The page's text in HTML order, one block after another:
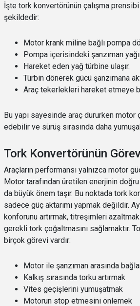
İşte tork konvertörünün çalışma
şekildedir:
Motor krank miline bağlı pompa
Pompa içerisindeki şanzıman
Hareket eden yağ türbine ulaşır.
Türbin dönerek gücü şanzımana
Araç tekerlekleri hareket etmeye
Bu yapı sayesinde araç dururken motor
edebilir ve sürüş sırasında daha
Tork Konvertörünün
Araçların performansı yalnızca motor
Motor tarafından üretilen enerjinin
da büyük önem taşır. Bu noktada tork
sadece güç aktarımı yapmak değildir.
konforunu artırmak, titreşimleri azaltmak
gerekli tork çoğaltmasını sağlamaktır.
birçok görevi vardır:
Motor ile şanzıman arasında
Kalkış sırasında torku artırmak
Vites geçişlerini yumuşatmak
Motorun stop etmesini önlemek